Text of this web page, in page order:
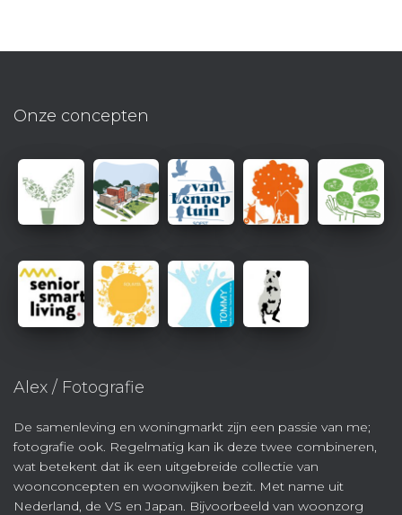
Onze concepten
Alex / Fotografie
De samenleving en woningmarkt zijn een passie van me;
fotografie ook. Regelmatig kan ik deze twee combineren,
wat betekent dat ik een uitgebreide collectie van
woonconcepten en woonwijken bezit. Met name uit
Nederland, de VS en Japan. Bijvoorbeeld van woonzorg